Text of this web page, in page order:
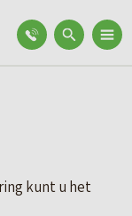
kunt u het